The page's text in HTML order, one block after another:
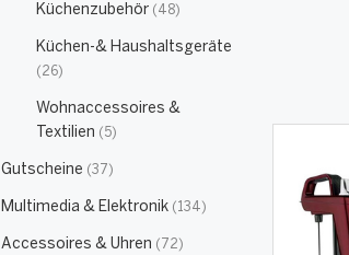
Küchenzubehör (48)
Küchen-& Haushaltsgeräte
(26)
Wohnaccessoires &
Textilien (5)
Gutscheine (37)
Multimedia & Elektronik (134)
Accessoires & Uhren (72)